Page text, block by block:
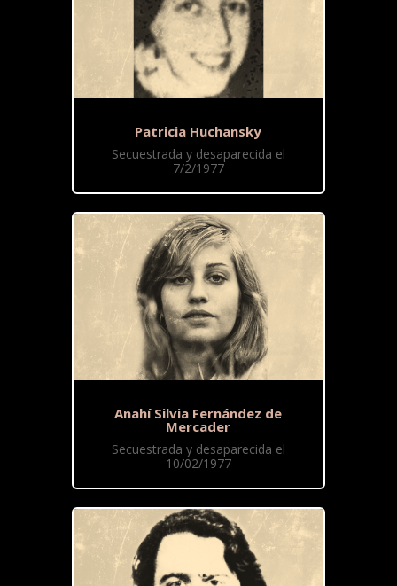
Patricia Huchansky
Secuestrada y desaparecida el
7/2/1977
Anahí Silvia Fernández de
Mercader
Secuestrada y desaparecida el
10/02/1977